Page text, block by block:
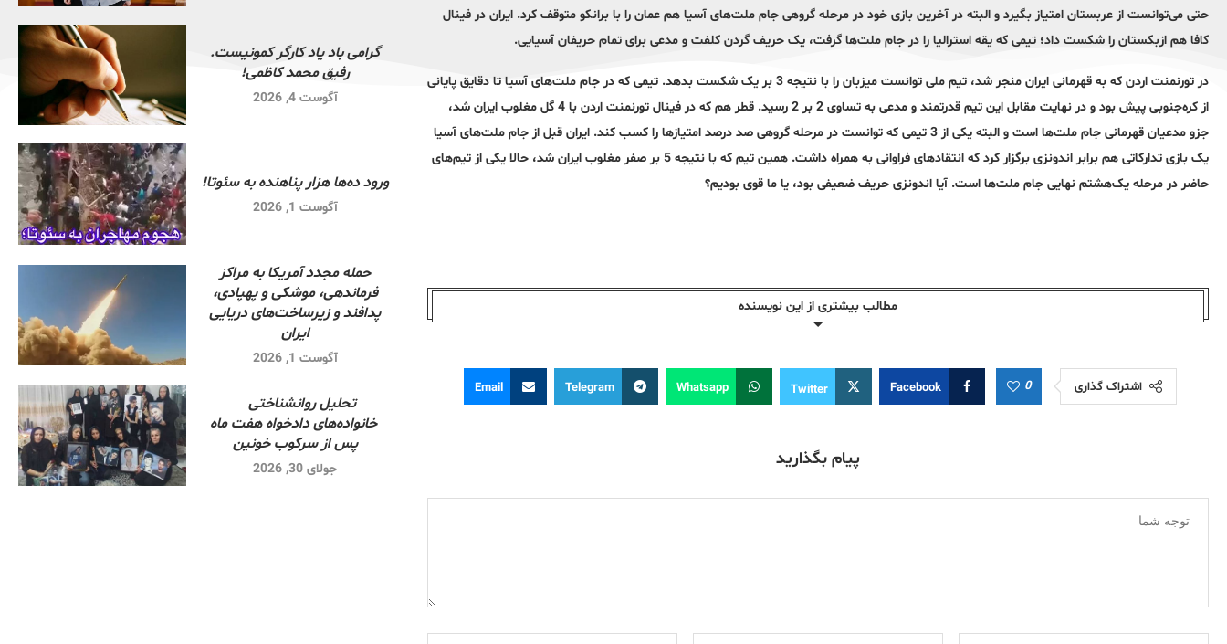
حتی می‌توانست از عربستان امتیاز بگیرد و البته در آخرین بازی خود در مرحله گروهی جام ملت‌های آسیا هم عمان را با برانکو متوقف کرد. ایران در فینال
کافا هم ازبکستان را شکست داد؛ تیمی که یقه استرالیا را در جام ملت‌ها گرفت، یک حریف گردن کلفت و مدعی برای تمام حریفان آسیایی.
در تورنمنت اردن که به قهرمانی ایران منجر شد، تیم ملی توانست میزبان را با نتیجه 3 بر یک شکست بدهد. تیمی که در جام ملت‌های آسیا تا دقایق پایانی
از کره‌جنوبی پیش بود و در نهایت مقابل این تیم قدرتمند و مدعی به تساوی 2 بر 2 رسید. قطر هم که در فینال تورنمنت اردن با 4 گل مغلوب ایران شد،
جزو مدعیان قهرمانی جام ملت‌ها است و البته یکی از 3 تیمی که توانست در مرحله گروهی صد درصد امتیازها را کسب کند. ایران قبل از جام ملت‌های آسیا
یک بازی تدارکاتی هم برابر اندونزی برگزار کرد که انتقادهای فراوانی به همراه داشت. همین تیم که با نتیجه 5 بر صفر مغلوب ایران شد، حالا یکی از تیم‌های
حاضر در مرحله یک‌هشتم نهایی جام ملت‌ها است. آیا اندونزی حریف ضعیفی بود، یا ما قوی بودیم؟
مطالب بیشتری از این نویسندە
اشتراک گذاری 0
Facebook
Twitter
Whatsapp
Telegram
Email
پیام بگذارید
گرامی باد یاد کارگر کمونیست.
رفیق محمد کاظمی!
آگوست 4, 2026
ورود ده‌ها هزار پناهنده به سئوتا!
آگوست 1, 2026
حمله مجدد آمریکا به مراکز
فرماندهی، موشکی و پهپادی،
پدافند و زیرساخت‌های دریایی
ایران
آگوست 1, 2026
تحلیل روانشناختی
خانواده‌های دادخواه هفت ماه
پس از سرکوب خونین
جولای 30, 2026